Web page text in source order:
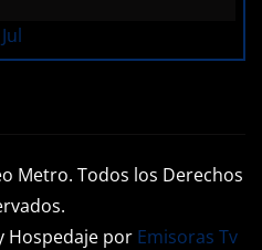
Metro. Todos los Derechos